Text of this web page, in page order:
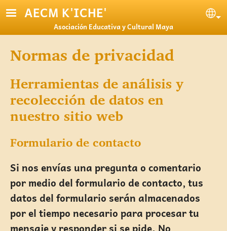
Pasar al contenido principal
AECM K'ICHE'
Asociación Educativa y Cultural Maya
Normas de privacidad
Herramientas de análisis y
recolección de datos en
nuestro sitio web
Formulario de contacto
Si nos envías una pregunta o comentario
por medio del formulario de contacto, tus
datos del formulario serán almacenados
por el tiempo necesario para procesar tu